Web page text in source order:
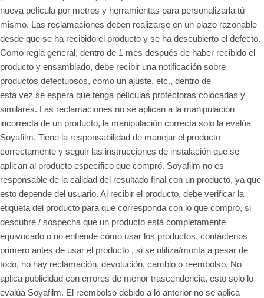
nueva película por metros y herramientas para personalizarla tú
mismo. Las reclamaciones deben realizarse en un plazo razonable
desde que se ha recibido el producto y se ha descubierto el defecto.
Como regla general, dentro de 1 mes después de haber recibido el
producto y ensamblado, debe recibir una notificación sobre
productos defectuosos, como un ajuste, etc., dentro de
esta vez se espera que tenga películas protectoras colocadas y
similares. Las reclamaciones no se aplican a la manipulación
incorrecta de un producto, la manipulación correcta solo la evalúa
Soyafilm. Tiene la responsabilidad de manejar el producto
correctamente y seguir las instrucciones de instalación que se
aplican al producto específico que compró. Soyafilm no es
responsable de la calidad del resultado final con un producto, ya que
esto depende del usuario. Al recibir el producto, debe verificar la
etiqueta del producto para que corresponda con lo que compró, si
descubre / sospecha que un producto está completamente
equivocado o no entiende cómo usar los productos, contáctenos
primero antes de usar el producto , si se utiliza/monta a pesar de
todo, no hay reclamación, devolución, cambio o reembolso. No
aplica publicidad con errores de menor trascendencia, esto solo lo
evalúa Soyafilm. El reembolso debido a lo anterior no se aplica